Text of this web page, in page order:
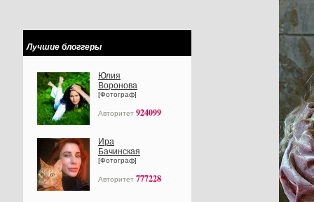
Лучшие блоггеры
Юлия
Воронова
[Фотограф]
Авторитет 924099
Ира
Бачинская
[Фотограф]
Авторитет 777228